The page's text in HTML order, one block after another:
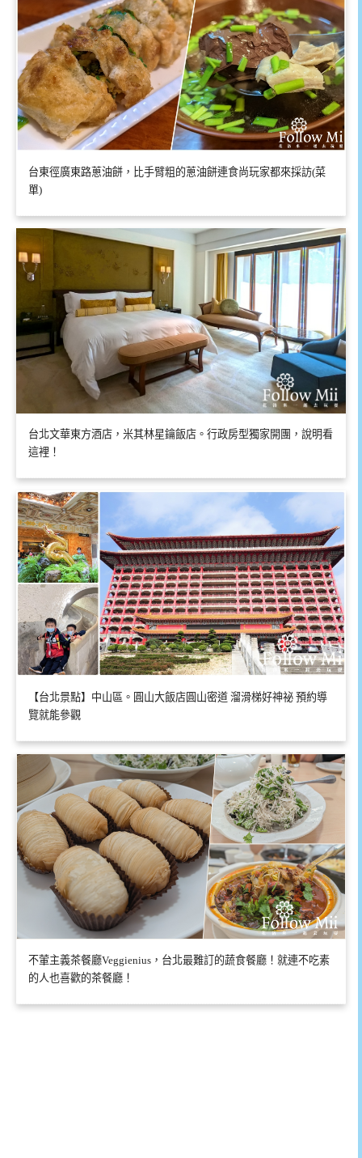
台東徑廣東路蔥油餅，比手臂粗的蔥油餅連食尚玩家都來採訪(菜
單)
台北文華東方酒店，米其林星鑰飯店。行政房型獨家開團，說明看
這裡！
【台北景點】中山區。圓山大飯店圓山密道 溜滑梯好神祕 預約導
覽就能參觀
不葷主義茶餐廳Veggienius，台北最難訂的蔬食餐廳！就連不吃素
的人也喜歡的茶餐廳！